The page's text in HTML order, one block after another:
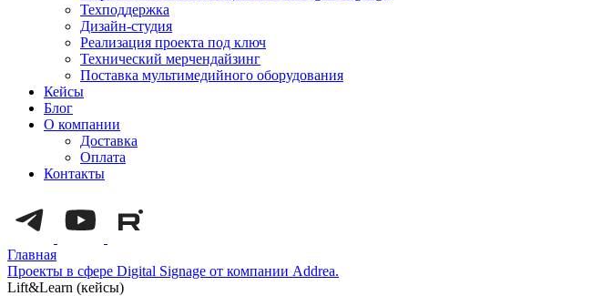
Техподдержка
Дизайн-студия
Реализация проекта под ключ
Технический мерчендайзинг
Поставка мультимедийного оборудования
Кейсы
Блог
О компании
Доставка
Оплата
Контакты
Главная
Проекты в сфере Digital Signage от компании Addrea.
Lift&Learn (кейсы)